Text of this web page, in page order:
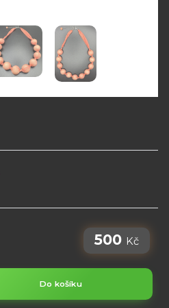
500 Kč
Do košíku